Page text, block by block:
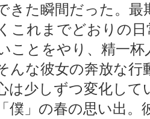
きた瞬間だった。最
これまでどおりの
ことをやり、精一杯
んな彼女の奔放な行
は少しずつ変化して
」の春の思い出。